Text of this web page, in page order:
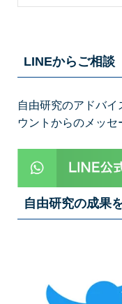
LINEからご相談
自由研究のアドバ
ウントからのメッセ
自由研究の成果